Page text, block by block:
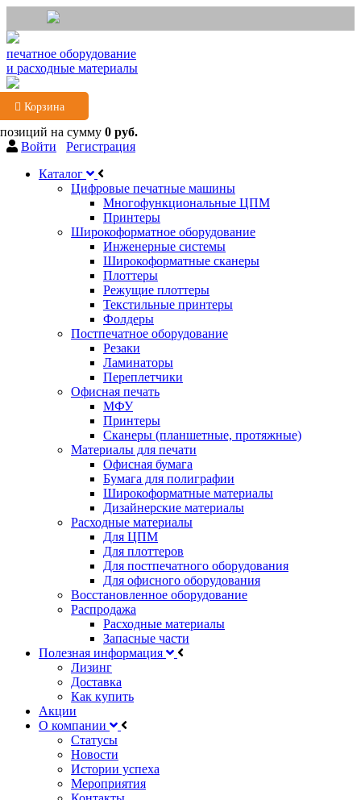
печатное оборудование
и расходные материалы
Корзина
на сумму 0 руб.
Войти
Регистрация
Каталог
Цифровые печатные машины
Многофункциональные ЦПМ
Принтеры
Широкоформатное оборудование
Инженерные системы
Широкоформатные сканеры
Плоттеры
Режущие плоттеры
Текстильные принтеры
Фолдеры
Постпечатное оборудование
Резаки
Ламинаторы
Переплетчики
Офисная печать
МФУ
Принтеры
Сканеры (планшетные, протяжные)
Материалы для печати
Офисная бумага
Бумага для полиграфии
Широкоформатные материалы
Дизайнерские материалы
Расходные материалы
Для ЦПМ
Для плоттеров
Для постпечатного оборудования
Для офисного оборудования
Восстановленное оборудование
Распродажа
Расходные материалы
Запасные части
Полезная информация
Лизинг
Доставка
Как купить
Акции
О компании
Статусы
Новости
Истории успеха
Мероприятия